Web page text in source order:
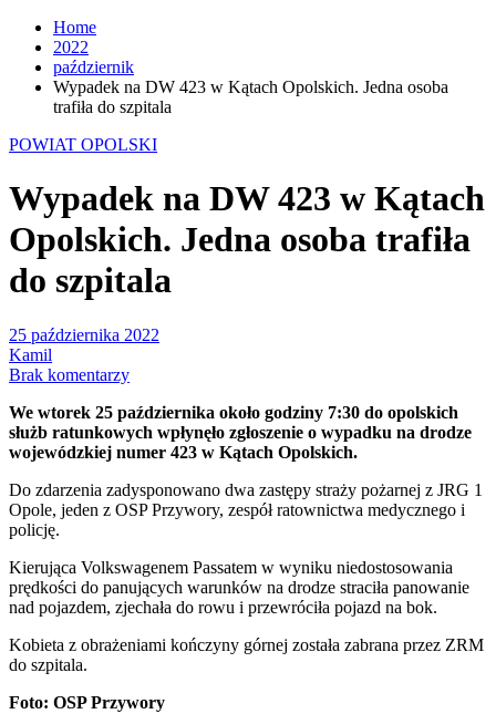
Home
2022
październik
Wypadek na DW 423 w Kątach Opolskich. Jedna osoba
trafiła do szpitala
POWIAT OPOLSKI
Wypadek na DW 423 w Kątach
Opolskich. Jedna osoba trafiła
do szpitala
25 października 2022
Kamil
Brak komentarzy
We wtorek 25 października około godziny 7:30 do opolskich
służb ratunkowych wpłynęło zgłoszenie o wypadku na drodze
wojewódzkiej numer 423 w Kątach Opolskich.
Do zdarzenia zadysponowano dwa zastępy straży pożarnej z JRG 1
Opole, jeden z OSP Przywory, zespół ratownictwa medycznego i
policję.
Kierująca Volkswagenem Passatem w wyniku niedostosowania
prędkości do panujących warunków na drodze straciła panowanie
nad pojazdem, zjechała do rowu i przewróciła pojazd na bok.
Kobieta z obrażeniami kończyny górnej została zabrana przez ZRM
do szpitala.
Foto: OSP Przywory